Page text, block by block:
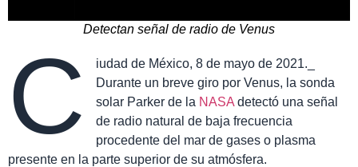
Detectan señal de radio de Venus
C
iudad de México, 8 de mayo de 2021._
Durante un breve giro por Venus, la sonda
solar Parker de la NASAdetectó una señal
de radio natural de baja frecuencia
procedente del mar de gases o plasma
presente en la parte superior de su atmósfera.